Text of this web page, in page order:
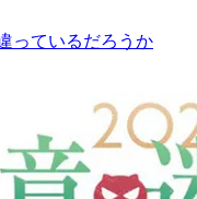
っているだろうか